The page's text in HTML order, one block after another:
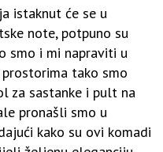
istaknut će se u
note, potpuno su
smo i mi napraviti u
tako smo
za sastanke i pult na
pronašli smo u
kako su ovi komadi